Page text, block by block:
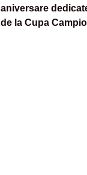
aniversare
de la Cupa